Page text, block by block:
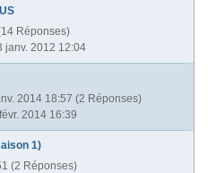
Réponses)
janv. 2012 12:04
2014 18:57 (2 Réponses)
2014 16:39
1)
(2 Réponses)